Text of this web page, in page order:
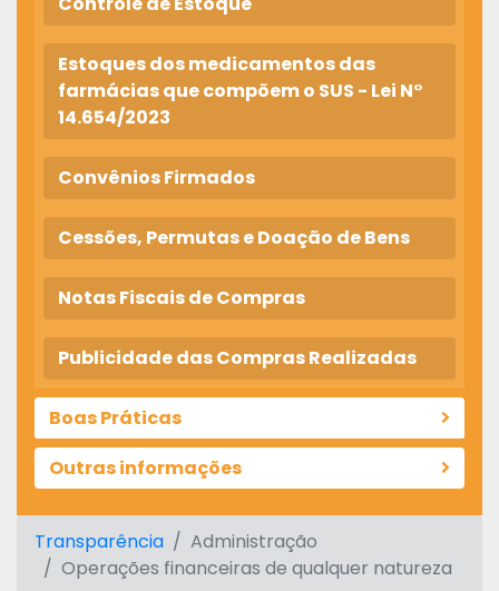
Estoques dos medicamentos das
farmácias que compõem o SUS - Lei N°
14.654/2023
Convênios Firmados
Cessões, Permutas e Doação de Bens
Notas Fiscais de Compras
Publicidade das Compras Realizadas
Boas Práticas
Outras informações
Transparência
Administração
Operações financeiras de qualquer natureza